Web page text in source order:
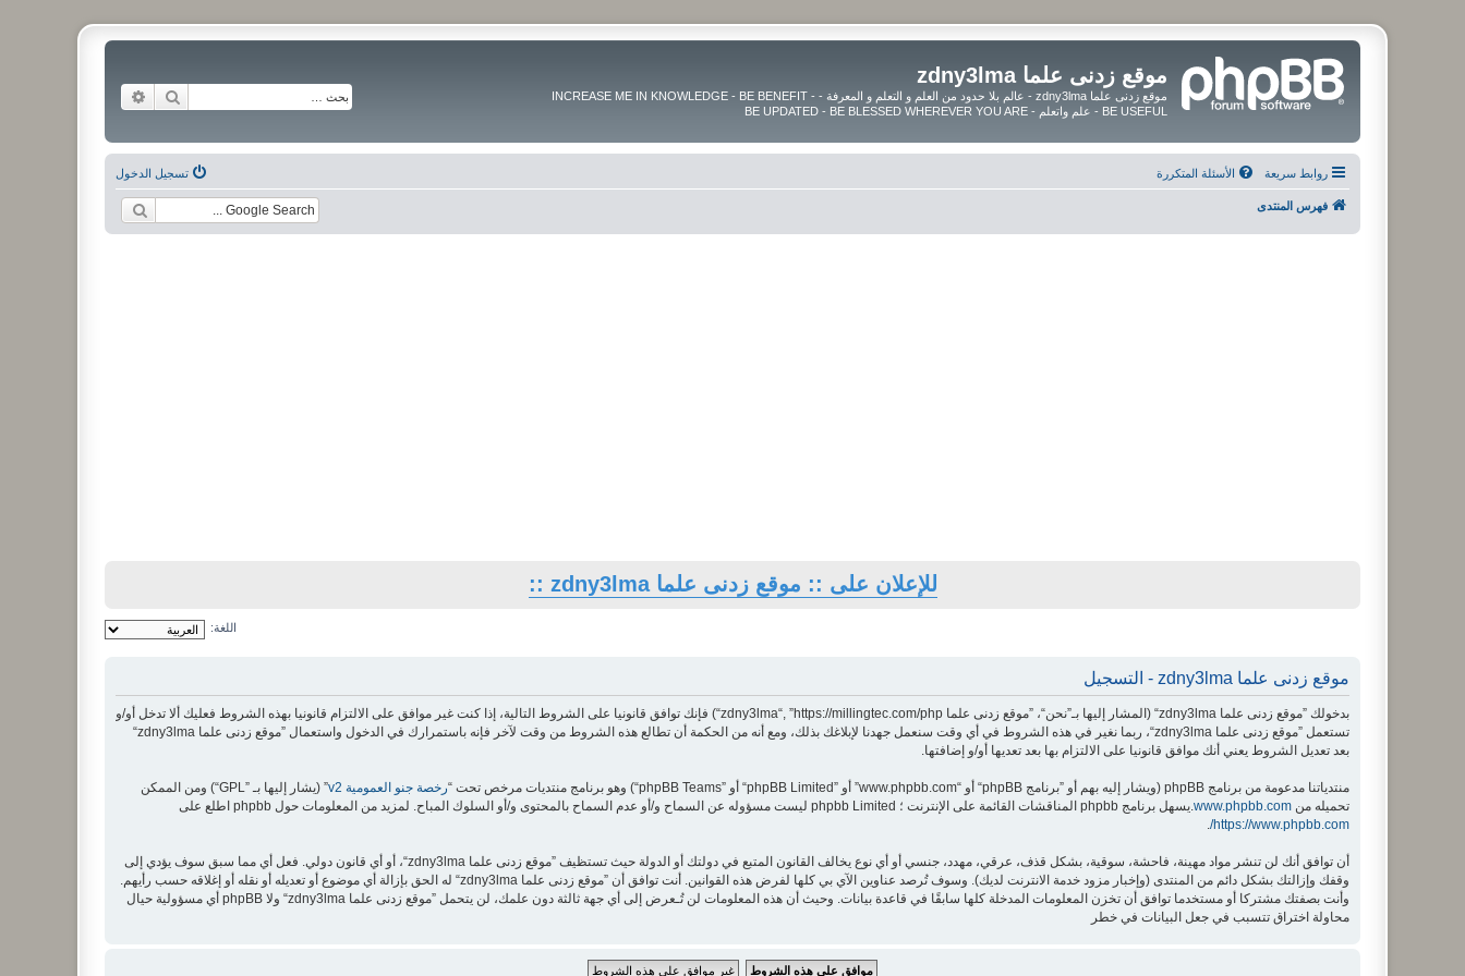
موقع زدنى علما zdny3lma
موقع زدنى علما zdny3lma - عالم بلا حدود من العلم و التعلم و المعرفة - INCREASE ME IN KNOWLEDGE - BE BENEFIT -
BE USEFUL - علم واتعلم - BE UPDATED - BE BLESSED WHEREVER YOU ARE
بحث
روابط سريعة الأسئلة المتكررة تسجيل الدخول
فهرس المنتدى
للإعلان على :: موقع زدنى علما zdny3lma ::
اللغة:
موقع زدنى علما zdny3lma - التسجيل
بدخولك ”موقع زدنى علما zdny3lma“ (المشار إليها بـ”نحن“، ”موقع زدنى علما zdny3lma“, ”https://millingtec.com/php“) فإنك توافق قانونيا على الشروط التالية، إذا كنت غير موافق على الالتزام قانونيا بهذه الشروط فعليك ألا تدخل أو/و
تستعمل ”موقع زدنى علما zdny3lma“، ربما نغير في هذه الشروط في أي وقت سنعمل جهدنا لإبلاغك بذلك، ومع أنه من الحكمة أن تطالع هذه الشروط من وقت لآخر فإنه باستمرارك في الدخول واستعمال ”موقع زدنى علما zdny3lma“
بعد تعديل الشروط يعني أنك موافق قانونيا على الالتزام بها بعد تعديها أو/و إضافتها.
منتدياتنا مدعومة من برنامج phpBB (ويشار إليه بهم أو ”برنامج phpBB“ أو “www.phpbb.com” أو ”phpBB Limited“ أو ”phpBB Teams“) وهو برنامج منتديات مرخص تحت “ رخصة جنو العمومية v2
” (يشار إليها بـ ”GPL“) ومن الممكن
تحميله من www.phpbb.com.يسهل برنامج phpbb المناقشات القائمة على الإنترنت ؛ phpbb Limited ليست مسؤوله عن السماح و/أو عدم السماح بالمحتوى و/أو السلوك المباح. لمزيد من المعلومات حول phpbb اطلع على
https://www.phpbb.com/
.
أن توافق أنك لن تنشر مواد مهينة، فاحشة، سوقية، بشكل قذف، عرقي، مهدد، جنسي أو أي نوع يخالف القانون المتبع في دولتك أو الدولة حيث تستظيف ”موقع زدنى علما zdny3lma“، أو أي قانون دولي. فعل أي مما سبق سوف يؤدي إلى
وقفك وإزالتك بشكل دائم من المنتدى (وإخبار مزود خدمة الانترنت لديك). وسوف تُرصد عناوين الآي بي كلها لفرض هذه القوانين. أنت توافق أن ”موقع زدنى علما zdny3lma“ له الحق بإزالة أي موضوع أو تعديله أو نقله أو إغلاقه حسب رأيهم.
وأنت بصفتك مشتركا أو مستخدما توافق أن تخزن المعلومات المدخلة كلها سابقًا في قاعدة بيانات. وحيث أن هذه المعلومات لن تُـعرض إلى أي جهة ثالثة دون علمك، لن يتحمل ”موقع زدنى علما zdny3lma“ ولا phpBB أي مسؤولية حيال
محاولة اختراق تتسبب في جعل البيانات في خطر